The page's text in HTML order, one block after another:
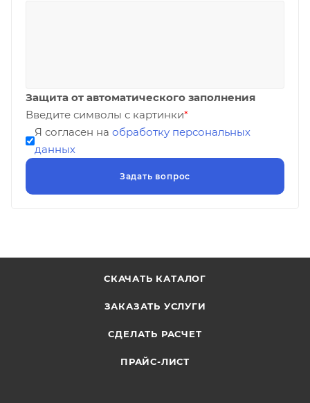
Защита от автоматического заполнения
Введите символы с картинки*
Я согласен на обработку персональных
данных
СКАЧАТЬ КАТАЛОГ
ЗАКАЗАТЬ УСЛУГИ
СДЕЛАТЬ РАСЧЕТ
ПРАЙС-ЛИСТ